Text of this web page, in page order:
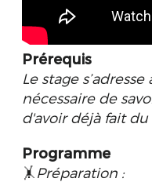
Prérequis
Le stage s’adresse
nécessaire de
d'avoir déjà fait du
Programme
🤸 Préparation :